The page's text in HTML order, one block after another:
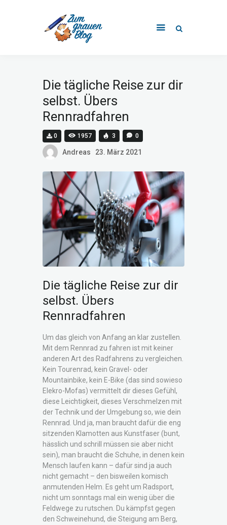
Alle Beiträge
Beitrag erstellen
Über Uns
Kontakt
Die tägliche Reise zur dir
selbst. Übers
Rennradfahren
0 1957 3 0
Andreas 23. März 2021
Die tägliche Reise zur dir
selbst. Übers
Rennradfahren
Um das gleich von Anfang an klar zustellen.
Mit dem Rennrad zu fahren ist mit keiner
anderen Art des Radfahrens zu vergleichen.
Kein Tourenrad, kein Gravel- oder
Mountainbike, kein E-Bike (das sind sowieso
Elekro-Mofas) vermittelt dir dieses Gefühl,
diese Leichtigkeit, dieses Verschmelzen mit
der Technik und der Umgebung so, wie dein
Rennrad. Und ja, man braucht dafür die eng
sitzenden Klamotten aus Kunstfaser (bunt,
hässlich und schrill müssen sie aber nicht
sein), man braucht die Schuhe, in denen kein
Mensch laufen kann – dafür sind ja auch
nicht gemacht – den bisweilen komisch
anmutenden Helm. Es geht um Radsport,
nicht um sonntags mal ein wenig über die
Feldwege zu rutschen. Du kämpfst gegen
den Schweinehund, die Steigung am Berg,